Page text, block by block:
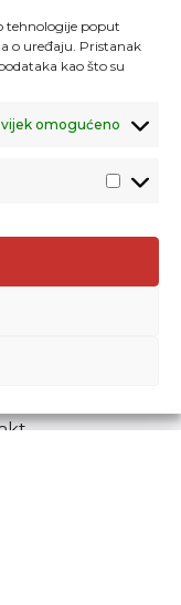
tehnologije poput
o uređaju. Pristanak
kao što su
omogućeno
izvora.